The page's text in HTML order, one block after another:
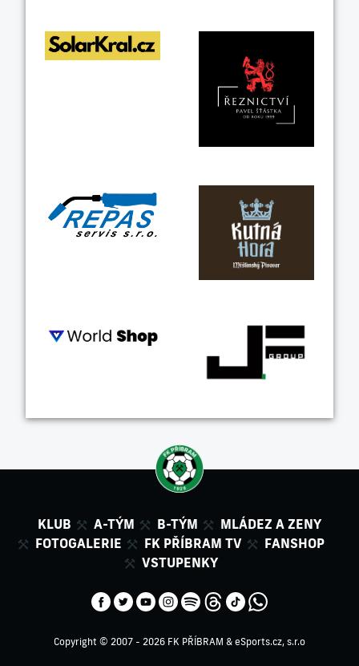
KLUB A-TÝM B-TÝM
MLÁDEZ A ZENY
FOTOGALERIE
FK PŘÍBRAM TV
FANSHOP
VSTUPENKY
Copyright © 2007 - 2026 FK PŘÍBRAM & eSports.cz, s.r.o